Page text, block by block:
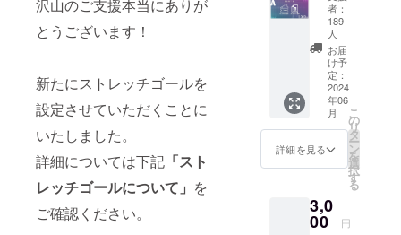
沢山のご支援本当にありが
とうございます！
新たにストレッチゴールを
設定させていただくことに
いたしました。
詳細については下記 「スト
レッチゴールについて」 を
ご確認ください。
予約権
⋆お礼
メッ
セージ
画像
者：
189
人
お届
け予
定：
2024
年06
月
詳細を見る
こ
の
リ
タ
ー
ン
を
選
択
す
る
3,0
00 円